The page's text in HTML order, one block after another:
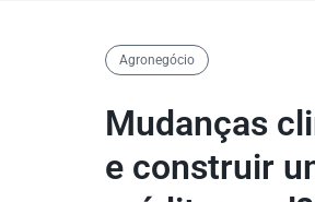
Agronegócio
Mudanças
e construir